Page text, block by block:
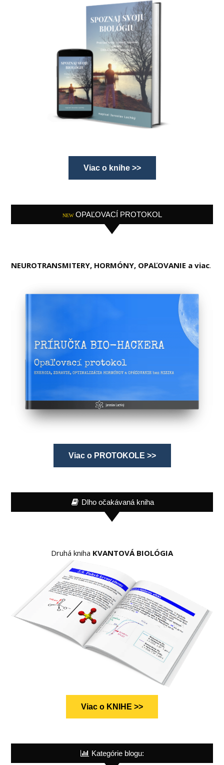
Viac o knihe >>
NEW OPAĽOVACÍ PROTOKOL
NEUROTRANSMITERY, HORMÓNY, OPAĽOVANIE a viac.
Viac o PROTOKOLE >>
Dlho očakávaná kniha
Druhá kniha KVANTOVÁ BIOLÓGIA
Viac o KNIHE >>
Kategórie blogu: